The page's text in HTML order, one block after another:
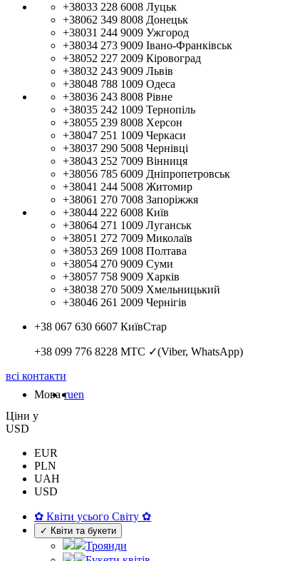
+38033 228 6008 Луцьк
+38062 349 8008 Донецьк
+38031 244 9009 Ужгород
+38034 273 9009 Івано-Франківськ
+38052 227 2009 Кіровоград
+38032 243 9009 Львів
+38048 788 1009 Одеса
+38036 243 8008 Рівне
+38035 242 1009 Тернопіль
+38055 239 8008 Херсон
+38047 251 1009 Черкаси
+38037 290 5008 Чернівці
+38043 252 7009 Вінниця
+38056 785 6009 Дніпропетровськ
+38041 244 5008 Житомир
+38061 270 7008 Запоріжжя
+38044 222 6008 Київ
+38064 271 1009 Луганськ
+38051 272 7009 Миколаїв
+38053 269 1008 Полтава
+38054 270 9009 Суми
+38057 758 9009 Харків
+38038 270 5009 Хмельницький
+38046 261 2009 Чернігів
+38 067 630 6607 КиївСтар
+38 099 776 8228 МТС ✓(Viber, WhatsApp)
всі контакти
Мова ruen
Цiни у
USD
EUR
PLN
UAH
USD
✿ Квіти усього Світу ✿
✓ Квіти та букети
Троянди